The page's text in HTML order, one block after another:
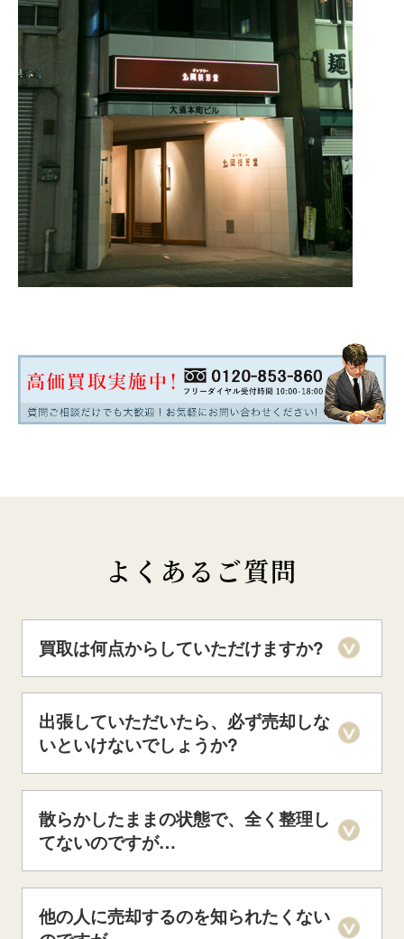
よくあるご質問
買取は何点からしていただけますか?
出張していただいたら、必ず売却しな
いといけないでしょうか?
散らかしたままの状態で、全く整理し
てないのですが…
他の人に売却するのを知られたくない